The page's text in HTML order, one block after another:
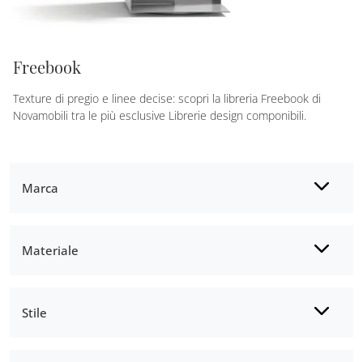
Marca
Materiale
Stile
Freebook
Texture di pregio e linee decise: scopri la libreria Freebook di
Novamobili tra le più esclusive Librerie design componibili.